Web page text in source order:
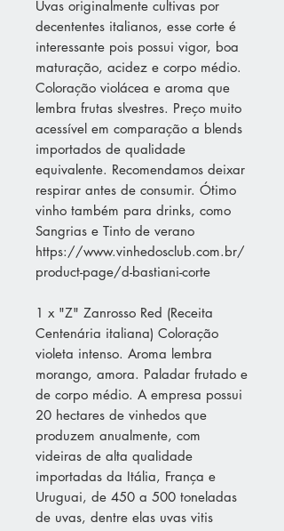
Uvas originalmente cultivas por
decententes italianos, esse corte é
interessante pois possui vigor, boa
maturação, acidez e corpo médio.
Coloração violácea e aroma que
lembra frutas slvestres. Preço muito
acessível em comparação a blends
importados de qualidade
equivalente. Recomendamos deixar
respirar antes de consumir. Ótimo
vinho também para drinks, como
Sangrias e Tinto de verano
https://www.vinhedosclub.com.br/
product-page/d-bastiani-corte
1 x "Z" Zanrosso Red (Receita
Centenária italiana) Coloração
violeta intenso. Aroma lembra
morango, amora. Paladar frutado e
de corpo médio. A empresa possui
20 hectares de vinhedos que
produzem anualmente, com
videiras de alta qualidade
importadas da Itália, França e
Uruguai, de 450 a 500 toneladas
de uvas, dentre elas uvas vitis